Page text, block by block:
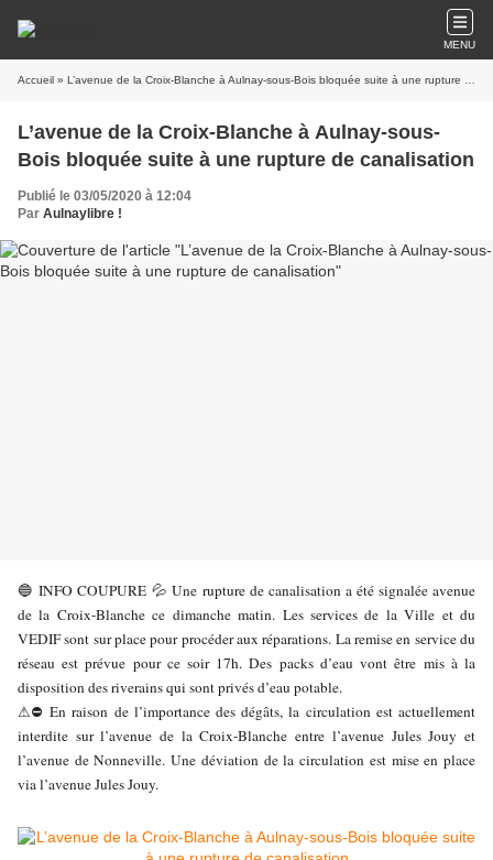
MENU
Accueil » L’avenue de la Croix-Blanche à Aulnay-sous-Bois bloquée suite à une rupture de canalisation
L’avenue de la Croix-Blanche à Aulnay-sous-
Bois bloquée suite à une rupture de canalisation
Publié le 03/05/2020 à 12:04
Par Aulnaylibre !
🔵 INFO COUPURE💦 Une rupture de canalisation a été signalée avenue
de la Croix-Blanche ce dimanche matin. Les services de la Ville et du
VEDIF sont sur place pour procéder aux réparations. La remise en service du
réseau est prévue pour ce soir 17h. Des packs d’eau vont être mis à la
disposition des riverains qui sont privés d’eau potable.
⚠⛔ En raison de l’importance des dégâts, la circulation est actuellement
interdite sur l’avenue de la Croix-Blanche entre l’avenue Jules Jouy et
l’avenue de Nonneville. Une déviation de la circulation est mise en place
via l’avenue Jules Jouy.